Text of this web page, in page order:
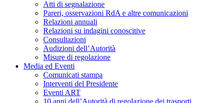
Atti di segnalazione
Pareri, osservazioni RdA e altre comunicazioni
Relazioni annuali
Relazioni su indagini conoscitive
Consultazioni
Audizioni dell’Autorità
Misure di regolazione
Media ed Eventi
Comunicati stampa
Interventi del Presidente
Eventi ART
10 anni dell’Autorità di regolazione dei trasporti